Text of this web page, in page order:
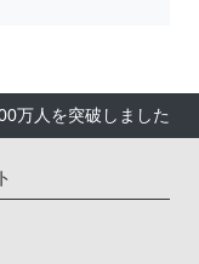
万人を突破しました